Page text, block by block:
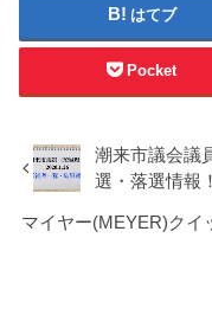
はてブ
Pocket
潮来市議会議
選・落選情報！
マイヤー(MEYER)クイ